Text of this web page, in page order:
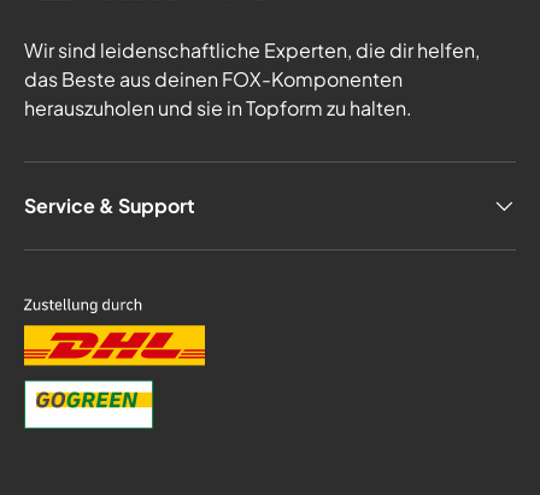
Wir sind leidenschaftliche Experten, die dir helfen,
das Beste aus deinen FOX-Komponenten
herauszuholen und sie in Topform zu halten.
Service & Support